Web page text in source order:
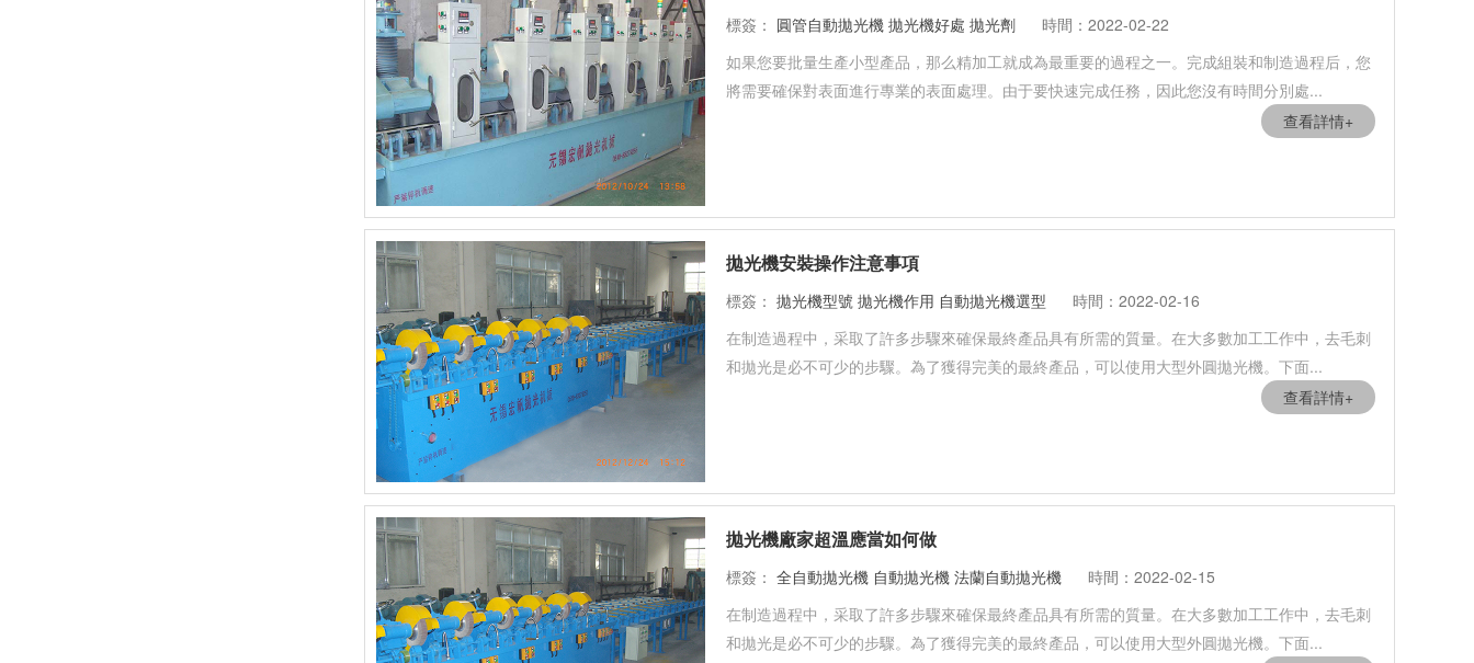
標簽： 圓管自動拋光機 拋光機好處 拋光劑
時間：2022-02-22
如果您要批量生產小型產品，那么精加工就成為最重要的過程之一。完成組裝和制造過程后，您
將需要確保對表面進行專業的表面處理。由于要快速完成任務，因此您沒有時間分別處...
查看詳情+
拋光機安裝操作注意事項
標簽： 拋光機型號 拋光機作用 自動拋光機選型
時間：2022-02-16
在制造過程中，采取了許多步驟來確保最終產品具有所需的質量。在大多數加工工作中，去毛刺
和拋光是必不可少的步驟。為了獲得完美的最終產品，可以使用大型外圓拋光機。下面...
查看詳情+
拋光機廠家超溫應當如何做
標簽： 全自動拋光機 自動拋光機 法蘭自動拋光機
時間：2022-02-15
在制造過程中，采取了許多步驟來確保最終產品具有所需的質量。在大多數加工工作中，去毛刺
和拋光是必不可少的步驟。為了獲得完美的最終產品，可以使用大型外圓拋光機。下面...